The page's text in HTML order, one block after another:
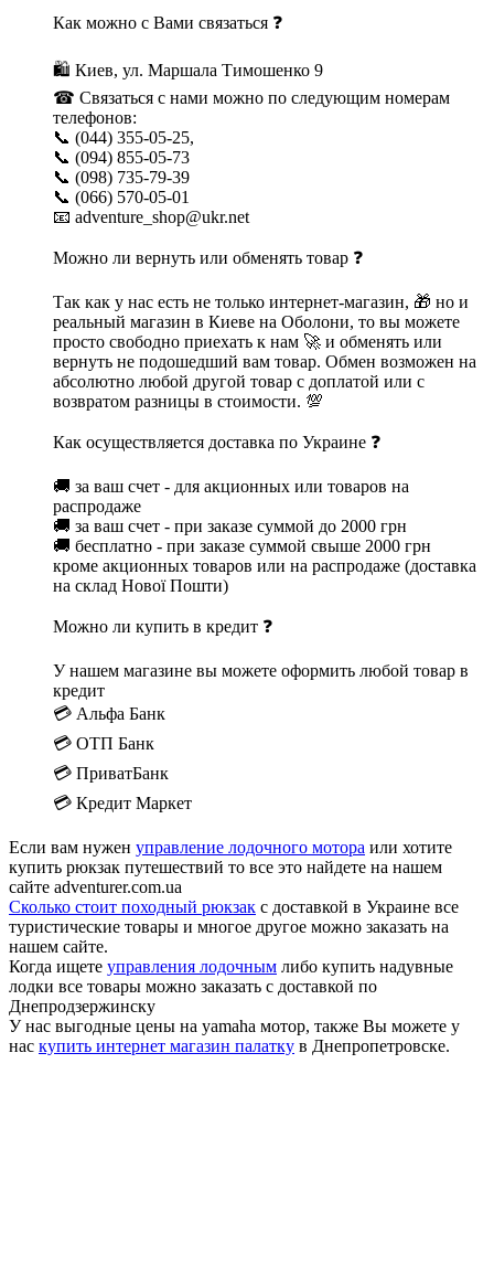
Как можно с Вами связаться ❓
🛍 Киев, ул. Маршала Тимошенко 9
☎ Связаться с нами можно по следующим номерам
телефонов:
📞 (044) 355-05-25,
📞 (094) 855-05-73
📞 (098) 735-79-39
📞 (066) 570-05-01
📧 adventure_shop@ukr.net
Можно ли вернуть или обменять товар ❓
Так как у нас есть не только интернет-магазин, 🎁 но и
реальный магазин в Киеве на Оболони, то вы можете
просто свободно приехать к нам 🚀 и обменять или
вернуть не подошедший вам товар. Обмен возможен на
абсолютно любой другой товар с доплатой или с
возвратом разницы в стоимости. 💯
Как осуществляется доставка по Украине ❓
🚚 за ваш счет - для акционных или товаров на
распродаже
🚚 за ваш счет - при заказе суммой до 2000 грн
🚚 бесплатно - при заказе суммой свыше 2000 грн
кроме акционных товаров или на распродаже (доставка
на склад Нової Пошти)
Можно ли купить в кредит ❓
У нашем магазине вы можете оформить любой товар в
кредит
💳 Альфа Банк
💳 ОТП Банк
💳 ПриватБанк
💳 Кредит Маркет
Если вам нужен управление лодочного мотора или хотите
купить рюкзак путешествий то все это найдете на нашем
сайте adventurer.com.ua
Сколько стоит походный рюкзак с доставкой в Украине все
туристические товары и многое другое можно заказать на
нашем сайте.
Когда ищете управления лодочным либо купить надувные
лодки все товары можно заказать с доставкой по
Днепродзержинску
У нас выгодные цены на yamaha мотор, также Вы можете у
нас купить интернет магазин палатку в Днепропетровске.